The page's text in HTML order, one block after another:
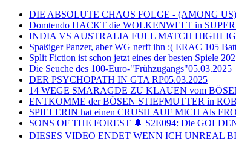
DIE ABSOLUTE CHAOS FOLGE - (AMONG US)
Domtendo HACKT die WOLKENWELT in
INDIA VS AUSTRALIA FULL MATCH
Spaßiger Panzer, aber WG nerft ihn :( ERAC 105
Split Fiction ist schon jetzt eines der besten Spiele
Die Seuche des 100-Euro-"Frühzugangs"05.03.2025
DER PSYCHOPATH IN GTA RP05.03.2025
14 WEGE SMARAGDE ZU KLAUEN vom
ENTKOMME der BÖSEN STIEFMUTTER in
SPIELERIN hat einen CRUSH AUF MICH Als
SONS OF THE FOREST 🌲 S2E094: Die
DIESES VIDEO ENDET WENN ICH UNREAL